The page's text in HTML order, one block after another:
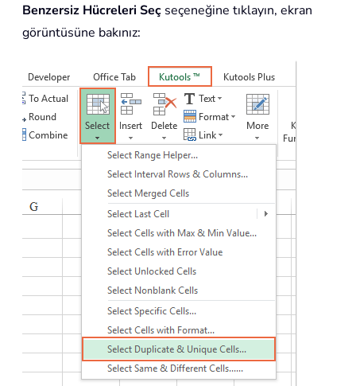
Benzersiz Hücreleri Seç seçeneğine tıklayın, ekran
görüntüsüne bakınız: